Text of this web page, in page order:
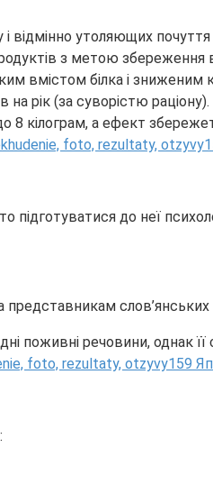
утоляющих почуття
з метою збереження
вмістом білка і зниженим
рік (за суворістю раціону).
кілограм, а ефект
підготуватися до неї
поживні речовини, однак